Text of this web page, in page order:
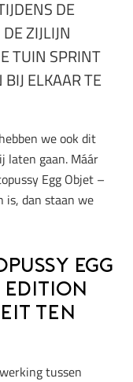
DE
ZIJLIJN
TUIN SPRINT
ELKAAR TE
we ook dit
laten gaan. Máár
Egg Objet –
is, dan staan we
Egg
Edition
ten
tussen